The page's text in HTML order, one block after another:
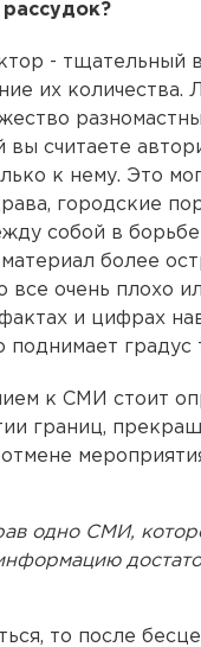
- тщательный
их количества.
вы считаете
к нему. Это
городские
собой в
более
все очень плохо
и цифрах
поднимает градус
к СМИ стоит
границ,
одно СМИ,
то после